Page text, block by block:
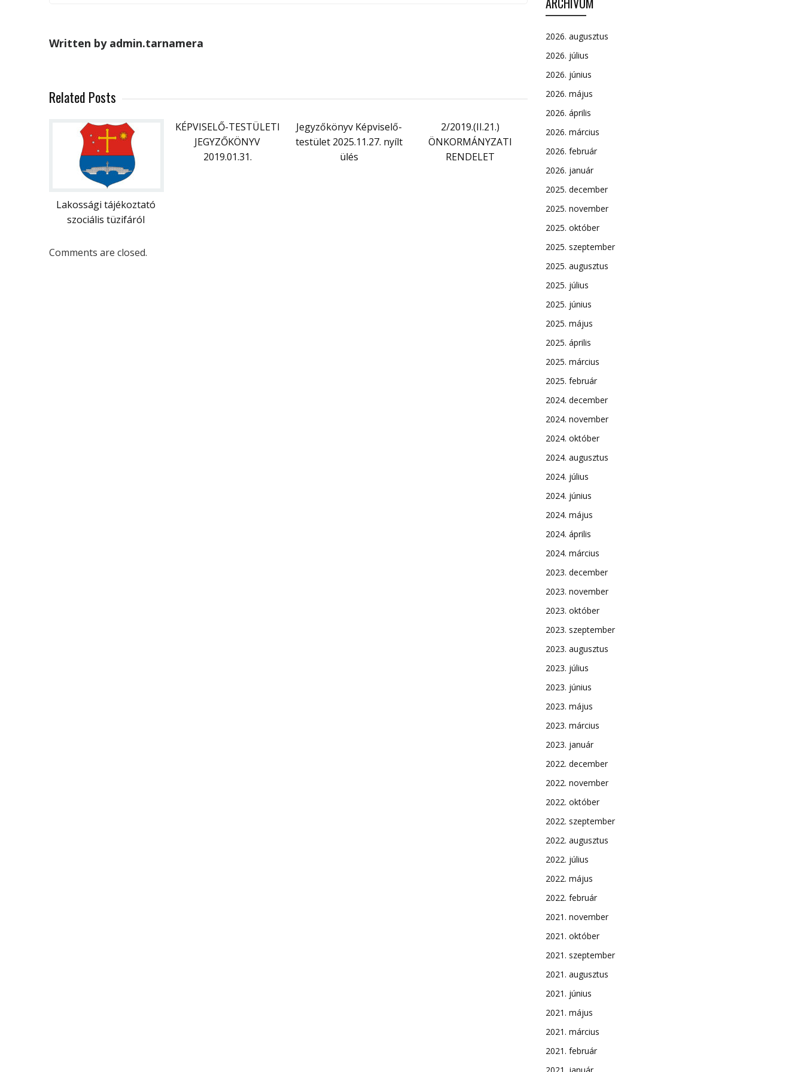
Written by admin.tarnamera
Related Posts
Lakossági tájékoztató
szociális tüzifáról
KÉPVISELŐ-TESTÜLETI
JEGYZŐKÖNYV
2019.01.31.
Jegyzőkönyv Képviselő-
testület 2025.11.27. nyílt
ülés
2/2019.(II.21.)
ÖNKORMÁNYZATI
RENDELET
Comments are closed.
2026. augusztus
2026. július
2026. június
2026. május
2026. április
2026. március
2026. február
2026. január
2025. december
2025. november
2025. október
2025. szeptember
2025. augusztus
2025. július
2025. június
2025. május
2025. április
2025. március
2025. február
2024. december
2024. november
2024. október
2024. augusztus
2024. július
2024. június
2024. május
2024. április
2024. március
2023. december
2023. november
2023. október
2023. szeptember
2023. augusztus
2023. július
2023. június
2023. május
2023. március
2023. január
2022. december
2022. november
2022. október
2022. szeptember
2022. augusztus
2022. július
2022. május
2022. február
2021. november
2021. október
2021. szeptember
2021. augusztus
2021. június
2021. május
2021. március
2021. február